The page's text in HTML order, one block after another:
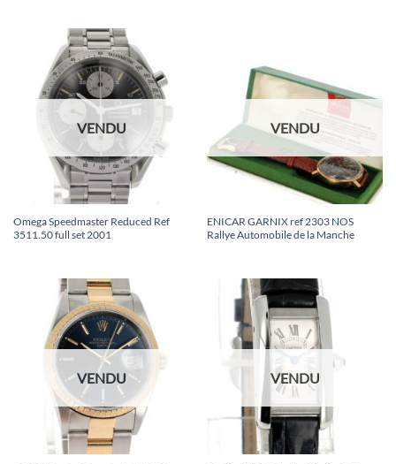
VENDU
Omega Speedmaster Reduced Ref
3511.50 full set 2001
VENDU
ENICAR GARNIX ref 2303 NOS
Rallye Automobile de la Manche
VENDU VENDU